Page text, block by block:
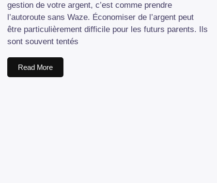
gestion de votre argent, c’est comme prendre
l’autoroute sans Waze. Économiser de l’argent peut
être particulièrement difficile pour les futurs parents. Ils
sont souvent tentés
Read More